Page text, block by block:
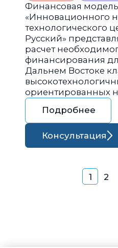
Финансовая модель
«Инновационного
технологического
Русский»
расчет
финансирования
Дальнем Востоке
ориентированных
Подробнее
Консультация
1 2